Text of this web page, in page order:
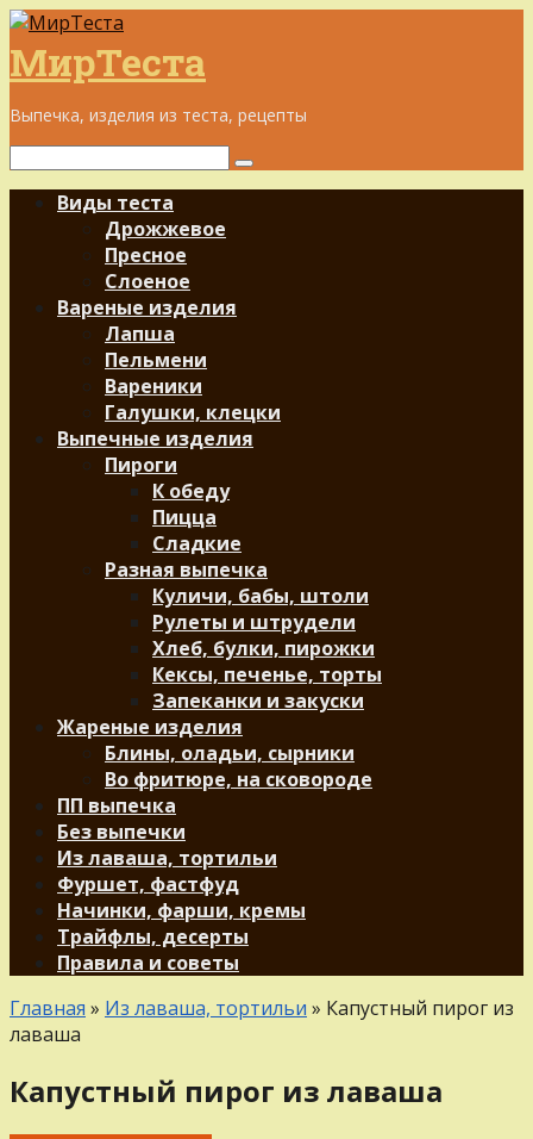
Перейти
к
контенту
МирТеста
Выпечка, изделия из теста, рецепты
Поиск:
Виды теста
Дрожжевое
Пресное
Слоеное
Вареные изделия
Лапша
Пельмени
Вареники
Галушки, клецки
Выпечные изделия
Пироги
К обеду
Пицца
Сладкие
Разная выпечка
Куличи, бабы, штоли
Рулеты и штрудели
Хлеб, булки, пирожки
Кексы, печенье, торты
Запеканки и закуски
Жареные изделия
Блины, оладьи, сырники
Во фритюре, на сковороде
ПП выпечка
Без выпечки
Из лаваша, тортильи
Фуршет, фастфуд
Начинки, фарши, кремы
Трайфлы, десерты
Правила и советы
Главная » Из лаваша, тортильи » Капустный пирог из
лаваша
Капустный пирог из лаваша